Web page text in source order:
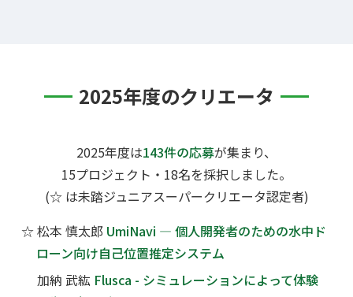
2025年度のクリエータ
2025年度は143件の応募が集まり、
15プロジェクト・18名を採択しました。
(☆ は未踏ジュニアスーパークリエータ認定者)
☆松本 慎太郎 UmiNavi — 個人開発者のための水中ド
ローン向け自己位置推定システム
加納 武紘 Flusca - シミュレーションによって体験